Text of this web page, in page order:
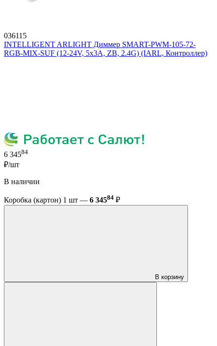
036115
INTELLIGENT ARLIGHT Диммер SMART-PWM-105-72-
RGB-MIX-SUF (12-24V, 5x3A, ZB, 2.4G) (IARL, Контроллер)
6 34584
₽/шт
В наличии
Коробка (картон) 1 шт — 6 34584 ₽
В корзину